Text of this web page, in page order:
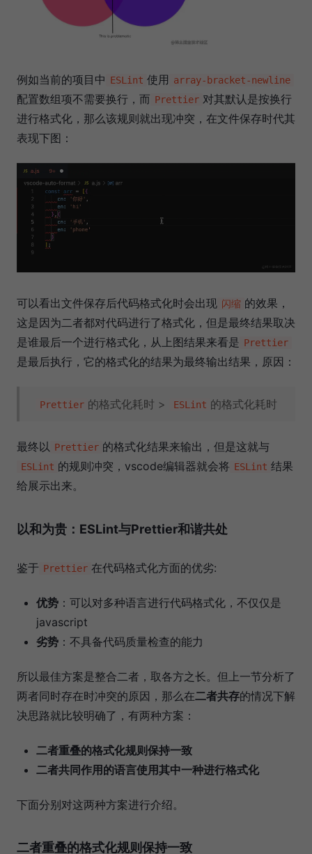
例如当前的项目中 ESLint 使用 array-bracket-newline
配置数组项不需要换行，而 Prettier 对其默认是按换行
进行格式化，那么该规则就出现冲突，在文件保存时代其
表现下图：
可以看出文件保存后代码格式化时会出现 闪缩 的效果，
这是因为二者都对代码进行了格式化，但是最终结果取决
是谁最后一个进行格式化，从上图结果来看是 Prettier
是最后执行，它的格式化的结果为最终输出结果，原因：
Prettier 的格式化耗时 > ESLint 的格式化耗时
最终以 Prettier 的格式化结果来输出，但是这就与
ESLint 的规则冲突，vscode编辑器就会将 ESLint 结果
给展示出来。
以和为贵：ESLint与Prettier和谐共处
鉴于 Prettier 在代码格式化方面的优劣:
优势 ：可以对多种语言进行代码格式化，不仅仅是
javascript
劣势 ：不具备代码质量检查的能力
所以最佳方案是整合二者，取各方之长。但上一节分析了
两者同时存在时冲突的原因，那么在二者共存的情况下解
决思路就比较明确了，有两种方案：
二者重叠的格式化规则保持一致
二者共同作用的语言使用其中一种进行格式化
下面分别对这两种方案进行介绍。
二者重叠的格式化规则保持一致